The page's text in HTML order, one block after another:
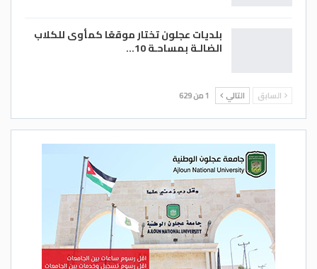
بلديات عجلون تختار موقعًا كمأوى للكلاب
الضالـة بمساحـة 10…
السابق التالي 1 من 629